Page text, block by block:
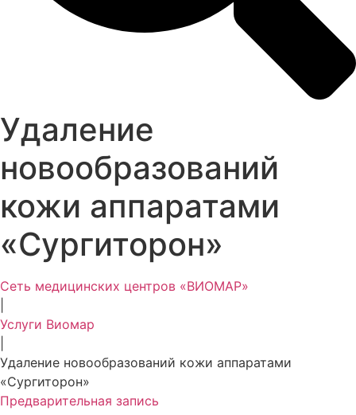
Удаление
новообразований
кожи аппаратами
«Сургиторон»
Сеть медицинских центров «ВИОМАР»
Услуги Виомар
Удаление новообразований кожи аппаратами
«Сургиторон»
Предварительная запись